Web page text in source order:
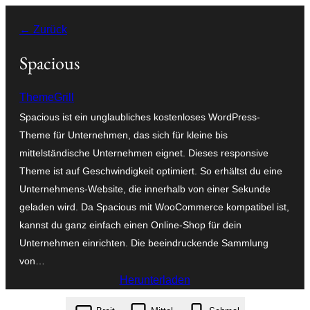
Inhalt
springen
← Zurück
Spacious
ThemeGrill
Spacious ist ein unglaubliches kostenloses WordPress-
Theme für Unternehmen, das sich für kleine bis
mittelständische Unternehmen eignet. Dieses responsive
Theme ist auf Geschwindigkeit optimiert. So erhältst du eine
Unternehmens-Website, die innerhalb von einer Sekunde
geladen wird. Da Spacious mit WooCommerce kompatibel ist,
kannst du ganz einfach einen Online-Shop für dein
Unternehmen einrichten. Die beeindruckende Sammlung
von…
Herunterladen
spacious.1.9.12.zip